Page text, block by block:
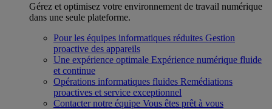
Gérez et optimisez votre environnement de travail numérique
dans une seule plateforme.
Pour les équipes informatiques réduites Gestion
proactive des appareils
Une expérience optimale Expérience numérique fluide
et continue
Opérations informatiques fluides Remédiations
proactives et service exceptionnel
Contacter notre équipe Vous êtes prêt à vous